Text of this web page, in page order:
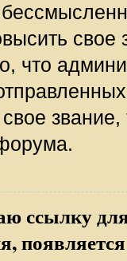
что
ссылку